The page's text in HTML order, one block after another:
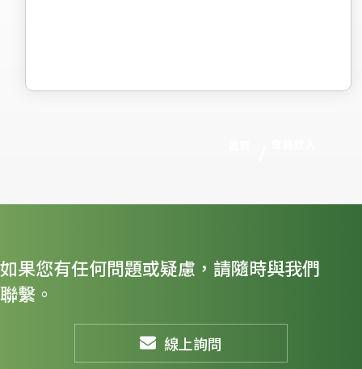
如果您有任何問題或疑慮，請隨時與我們
聯繫。
線上詢問